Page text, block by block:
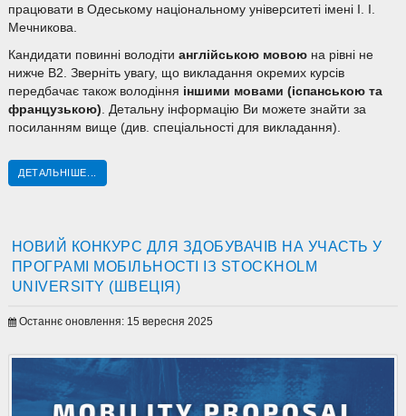
працювати в Одеському національному університеті імені І. І.
Мечникова.
Кандидати повинні володіти англійською мовоюна рівні не
нижче В2. Зверніть увагу, що викладання окремих курсів
передбачає також володіння іншими мовами (іспанською та
французькою). Детальну інформацію Ви можете знайти за
посиланням вище (див. спеціальності для викладання).
ДЕТАЛЬНІШЕ...
НОВИЙ КОНКУРС ДЛЯ ЗДОБУВАЧІВ НА УЧАСТЬ У
ПРОГРАМІ МОБІЛЬНОСТІ ІЗ STOCKHOLM
UNIVERSITY (ШВЕЦІЯ)
Останнє оновлення: 15 вересня 2025